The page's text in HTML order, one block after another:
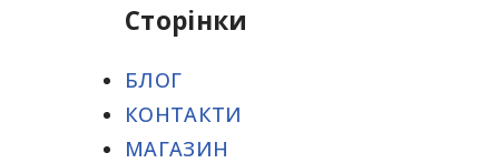
Сторінки
БЛОГ
КОНТАКТИ
МАГАЗИН